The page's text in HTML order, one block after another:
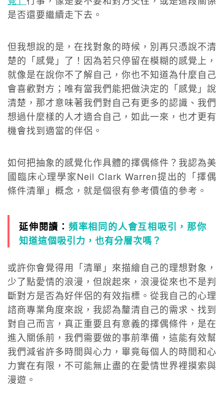
是否還要繼續走下去。
但我想說的是，在找對象的時候，別再只憑說不清
楚的「感覺」了！因為若只停留在模糊的感覺上，
就像是在說你不了解自己，你也不知道為什麼自己
會喜歡對方；唯有當我們能把做決定的「感覺」說
清楚，那才意味著我們對自己有更多的認識、我們
想過什麼樣的人才適合自己，如此一來，也才更有
機會找到適當的伴侶。
如何把抽象的感覺化作具體的擇偶條件？我認為美
國臨床心理學家Neil Clark Warren提出的「擇偶
條件清單」概念，就是個很有參考價值的參考。
延伸閱讀 ： 頻率相同的人會互相吸引，那你
知道這個吸引力，也有分層次嗎？
或許你會覺得用「清單」來描繪自己的理想對象，
少了點愛情的浪漫，但說起來，浪漫從來也不是判
斷對方是否為好伴侶的有效指標。從我自己的心理
諮商專業角度來說，我認為釐清自己的需求、找到
對自己而言，真正重要且有意義的擇偶條件，是在
進入關係前，我們需要做的事前準備，這能有效幫
我們減省許多時間與心力，畢竟每個人的時間和心
力實在有限，不可能無止盡的在愛情世界裡摸索與
漫遊。